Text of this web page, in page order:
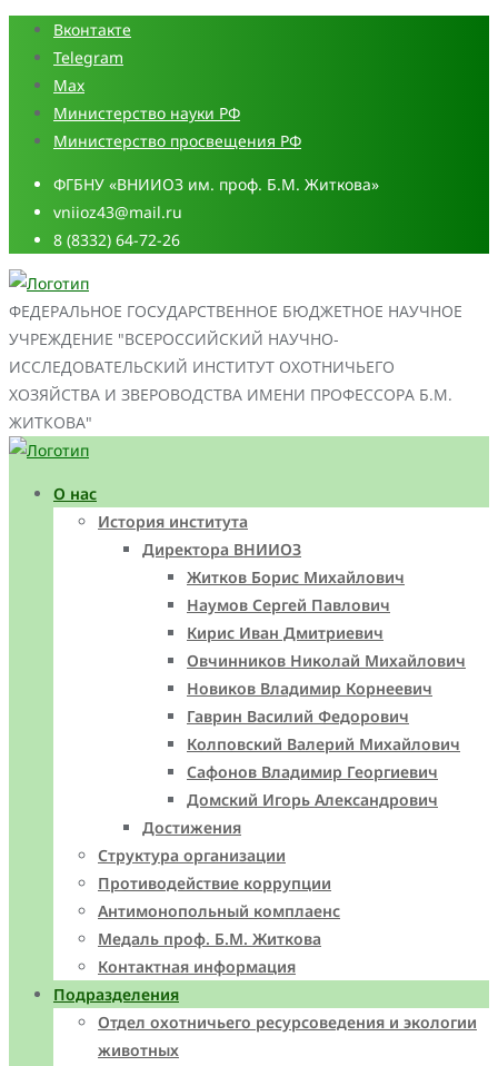
Промотать
содержимому
Вконтакте
Telegram
Max
Министерство науки РФ
Министерство просвещения РФ
ФГБНУ «ВНИИОЗ им. проф. Б.М. Житкова»
vniioz43@mail.ru
8 (8332) 64-72-26
ФЕДЕРАЛЬНОЕ ГОСУДАРСТВЕННОЕ БЮДЖЕТНОЕ НАУЧНОЕ
УЧРЕЖДЕНИЕ "ВСЕРОССИЙСКИЙ НАУЧНО-
ИССЛЕДОВАТЕЛЬСКИЙ ИНСТИТУТ ОХОТНИЧЬЕГО
ХОЗЯЙСТВА И ЗВЕРОВОДСТВА ИМЕНИ ПРОФЕССОРА Б.М.
ЖИТКОВА"
О нас
История института
Директора ВНИИОЗ
Житков Борис Михайлович
Наумов Сергей Павлович
Кирис Иван Дмитриевич
Овчинников Николай Михайлович
Новиков Владимир Корнеевич
Гаврин Василий Федорович
Колповский Валерий Михайлович
Сафонов Владимир Георгиевич
Домский Игорь Александрович
Достижения
Структура организации
Противодействие коррупции
Антимонопольный комплаенс
Медаль проф. Б.М. Житкова
Контактная информация
Подразделения
Отдел охотничьего ресурсоведения и экологии
животных